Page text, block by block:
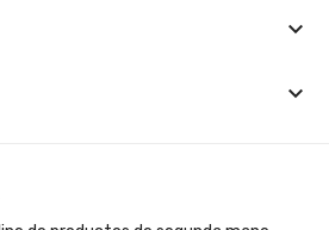
keyboard_arrow_down
keyboard_arrow_down